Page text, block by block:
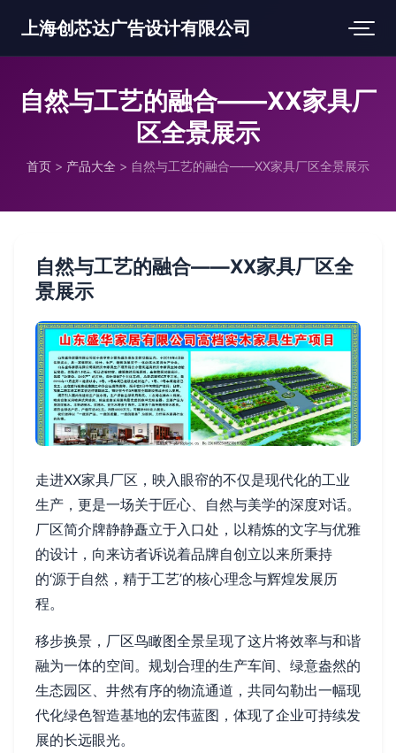
上海创芯达广告设计有限公司
自然与工艺的融合——XX家具厂
区全景展示
首页 > 产品大全 > 自然与工艺的融合——XX家具厂区全景展示
自然与工艺的融合——XX家具厂区全
景展示
走进XX家具厂区，映入眼帘的不仅是现代化的工业
生产，更是一场关于匠心、自然与美学的深度对话。
厂区简介牌静静矗立于入口处，以精炼的文字与优雅
的设计，向来访者诉说着品牌自创立以来所秉持
的‘源于自然，精于工艺’的核心理念与辉煌发展历
程。
移步换景，厂区鸟瞰图全景呈现了这片将效率与和谐
融为一体的空间。规划合理的生产车间、绿意盎然的
生态园区、井然有序的物流通道，共同勾勒出一幅现
代化绿色智造基地的宏伟蓝图，体现了企业可持续发
展的长远眼光。